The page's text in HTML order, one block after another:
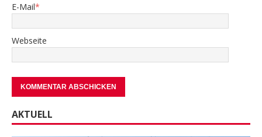
E-Mail*
Webseite
AKTUELL